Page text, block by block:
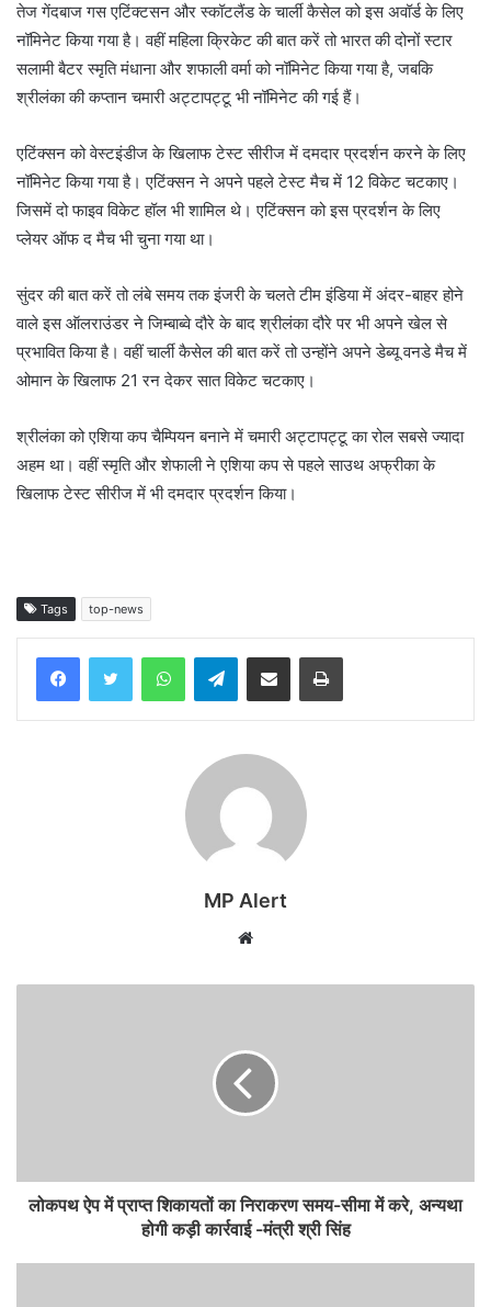
तेज गेंदबाज गस एटिंक्टसन और स्कॉटलैंड के चार्ली कैसेल को इस अवॉर्ड के लिए
नॉमिनेट किया गया है। वहीं महिला क्रिकेट की बात करें तो भारत की दोनों स्टार
सलामी बैटर स्मृति मंधाना और शफाली वर्मा को नॉमिनेट किया गया है, जबकि
श्रीलंका की कप्तान चमारी अट्टापट्टू भी नॉमिनेट की गई हैं।
एटिंक्सन को वेस्टइंडीज के खिलाफ टेस्ट सीरीज में दमदार प्रदर्शन करने के लिए
नॉमिनेट किया गया है। एटिंक्सन ने अपने पहले टेस्ट मैच में 12 विकेट चटकाए।
जिसमें दो फाइव विकेट हॉल भी शामिल थे। एटिंक्सन को इस प्रदर्शन के लिए
प्लेयर ऑफ द मैच भी चुना गया था।
सुंदर की बात करें तो लंबे समय तक इंजरी के चलते टीम इंडिया में अंदर-बाहर होने
वाले इस ऑलराउंडर ने जिम्बाब्वे दौरे के बाद श्रीलंका दौरे पर भी अपने खेल से
प्रभावित किया है। वहीं चार्ली कैसेल की बात करें तो उन्होंने अपने डेब्यू वनडे मैच में
ओमान के खिलाफ 21 रन देकर सात विकेट चटकाए।
श्रीलंका को एशिया कप चैम्पियन बनाने में चमारी अट्टापट्टू का रोल सबसे ज्यादा
अहम था। वहीं स्मृति और शेफाली ने एशिया कप से पहले साउथ अफ्रीका के
खिलाफ टेस्ट सीरीज में भी दमदार प्रदर्शन किया।
Tags top-news
WhatsAppTelegramShare via Email Print
MP Alert
Website
लोकपथ ऐप में प्राप्त शिकायतों का निराकरण समय-सीमा में करे, अन्यथा
होगी कड़ी कार्रवाई -मंत्री श्री सिंह